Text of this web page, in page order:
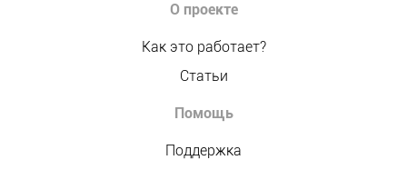
О проекте
Как это работает?
Статьи
Помощь
Поддержка